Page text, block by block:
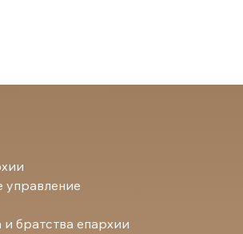
управление
и братства епархии